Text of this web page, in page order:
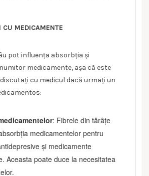
CU MEDICAMENTE
pot influența absorbția și
medicamente, așa că este
cu medicul dacă urmați un
: Fibrele din tărâțe
medicamentelor pentru
și medicamente
Aceasta poate duce la necesitatea